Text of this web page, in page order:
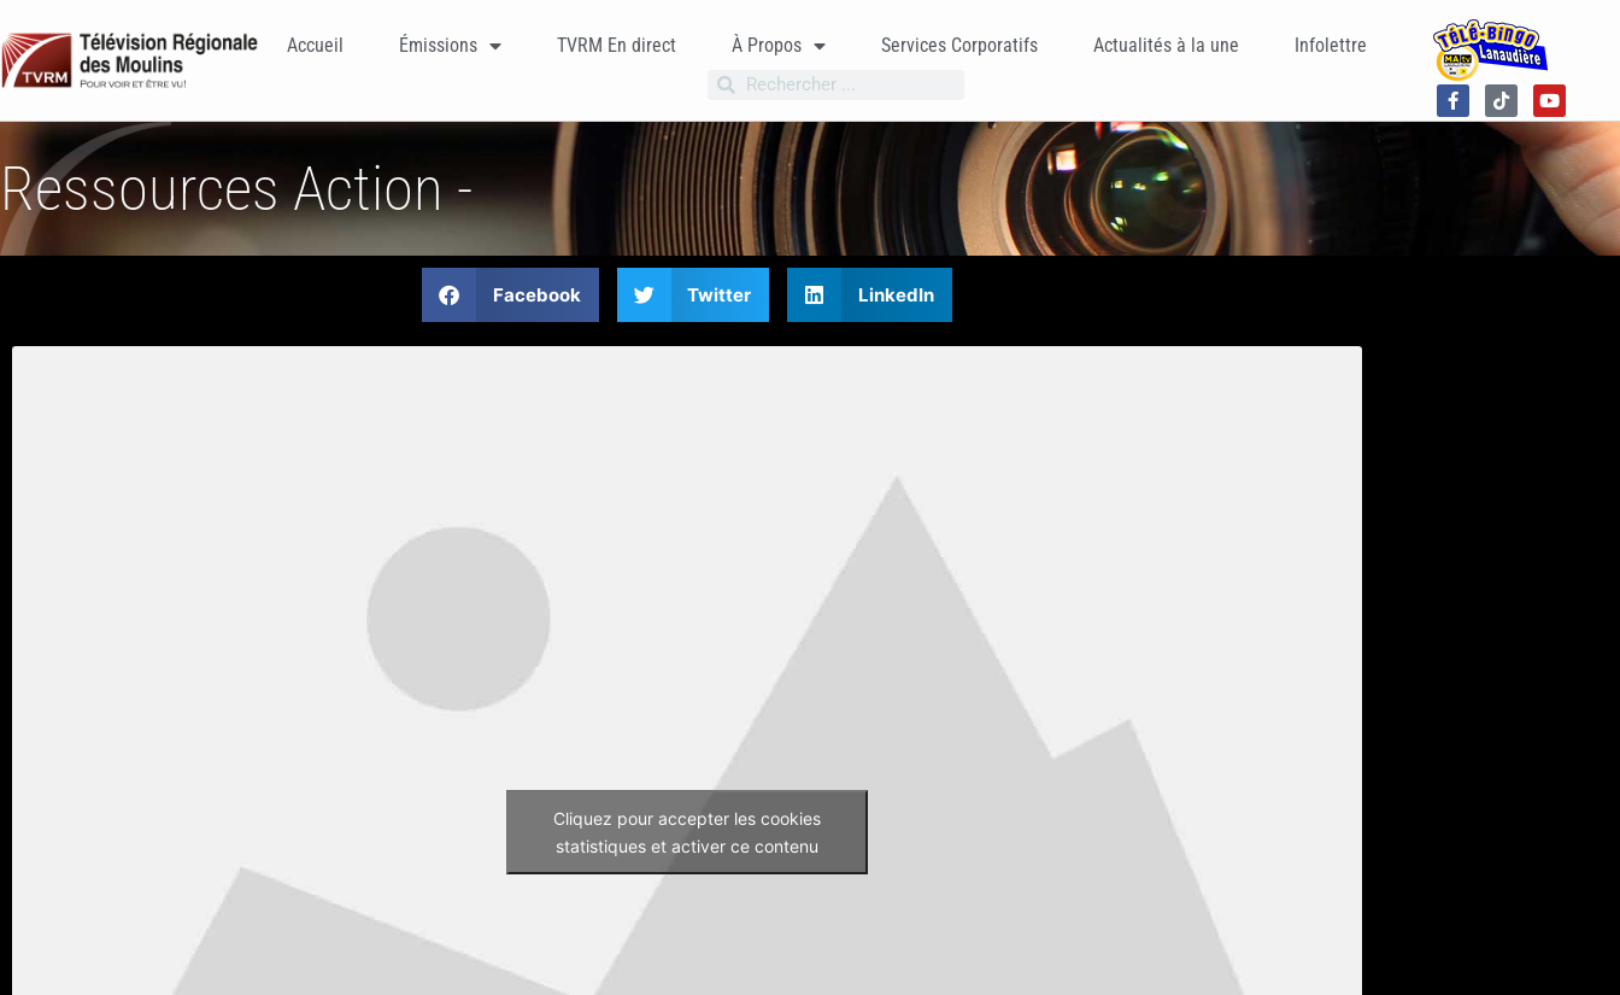
Accueil Émissions TVRM En direct À Propos Services Corporatifs Actualités à la une Infolettre
Ressources Action -
Facebook Twitter LinkedIn
Cliquez pour accepter les cookies
statistiques et activer ce contenu